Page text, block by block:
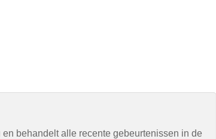
behandelt alle recente gebeurtenissen in de